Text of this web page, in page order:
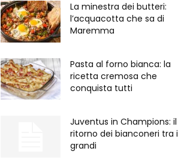
La minestra dei butteri:
l’acquacotta che sa di
Maremma
Pasta al forno bianca: la
ricetta cremosa che
conquista tutti
Juventus in Champions: il
ritorno dei bianconeri tra i
grandi